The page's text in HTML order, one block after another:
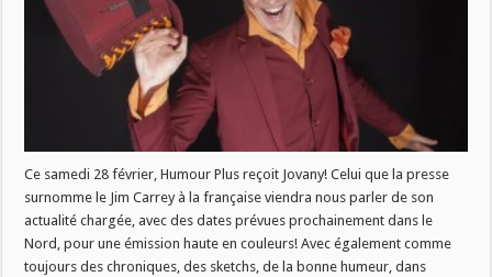
Ce samedi 28 février, Humour Plus reçoit Jovany! Celui que la presse
surnomme le Jim Carrey à la française viendra nous parler de son
actualité chargée, avec des dates prévues prochainement dans le
Nord, pour une émission haute en couleurs! Avec également comme
toujours des chroniques, des sketchs, de la bonne humeur, dans